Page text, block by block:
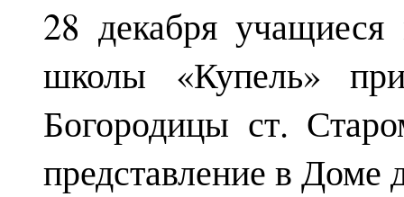
28 декабря
школы «Купель»
Богородицы ст.
представление в Доме